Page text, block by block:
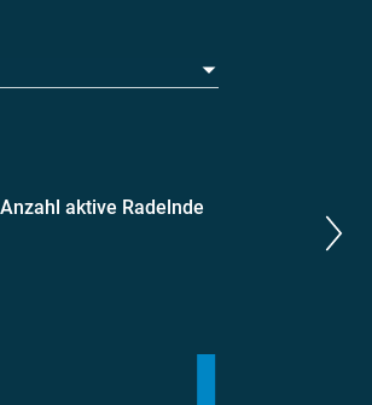
Anzahl aktive Radelnde